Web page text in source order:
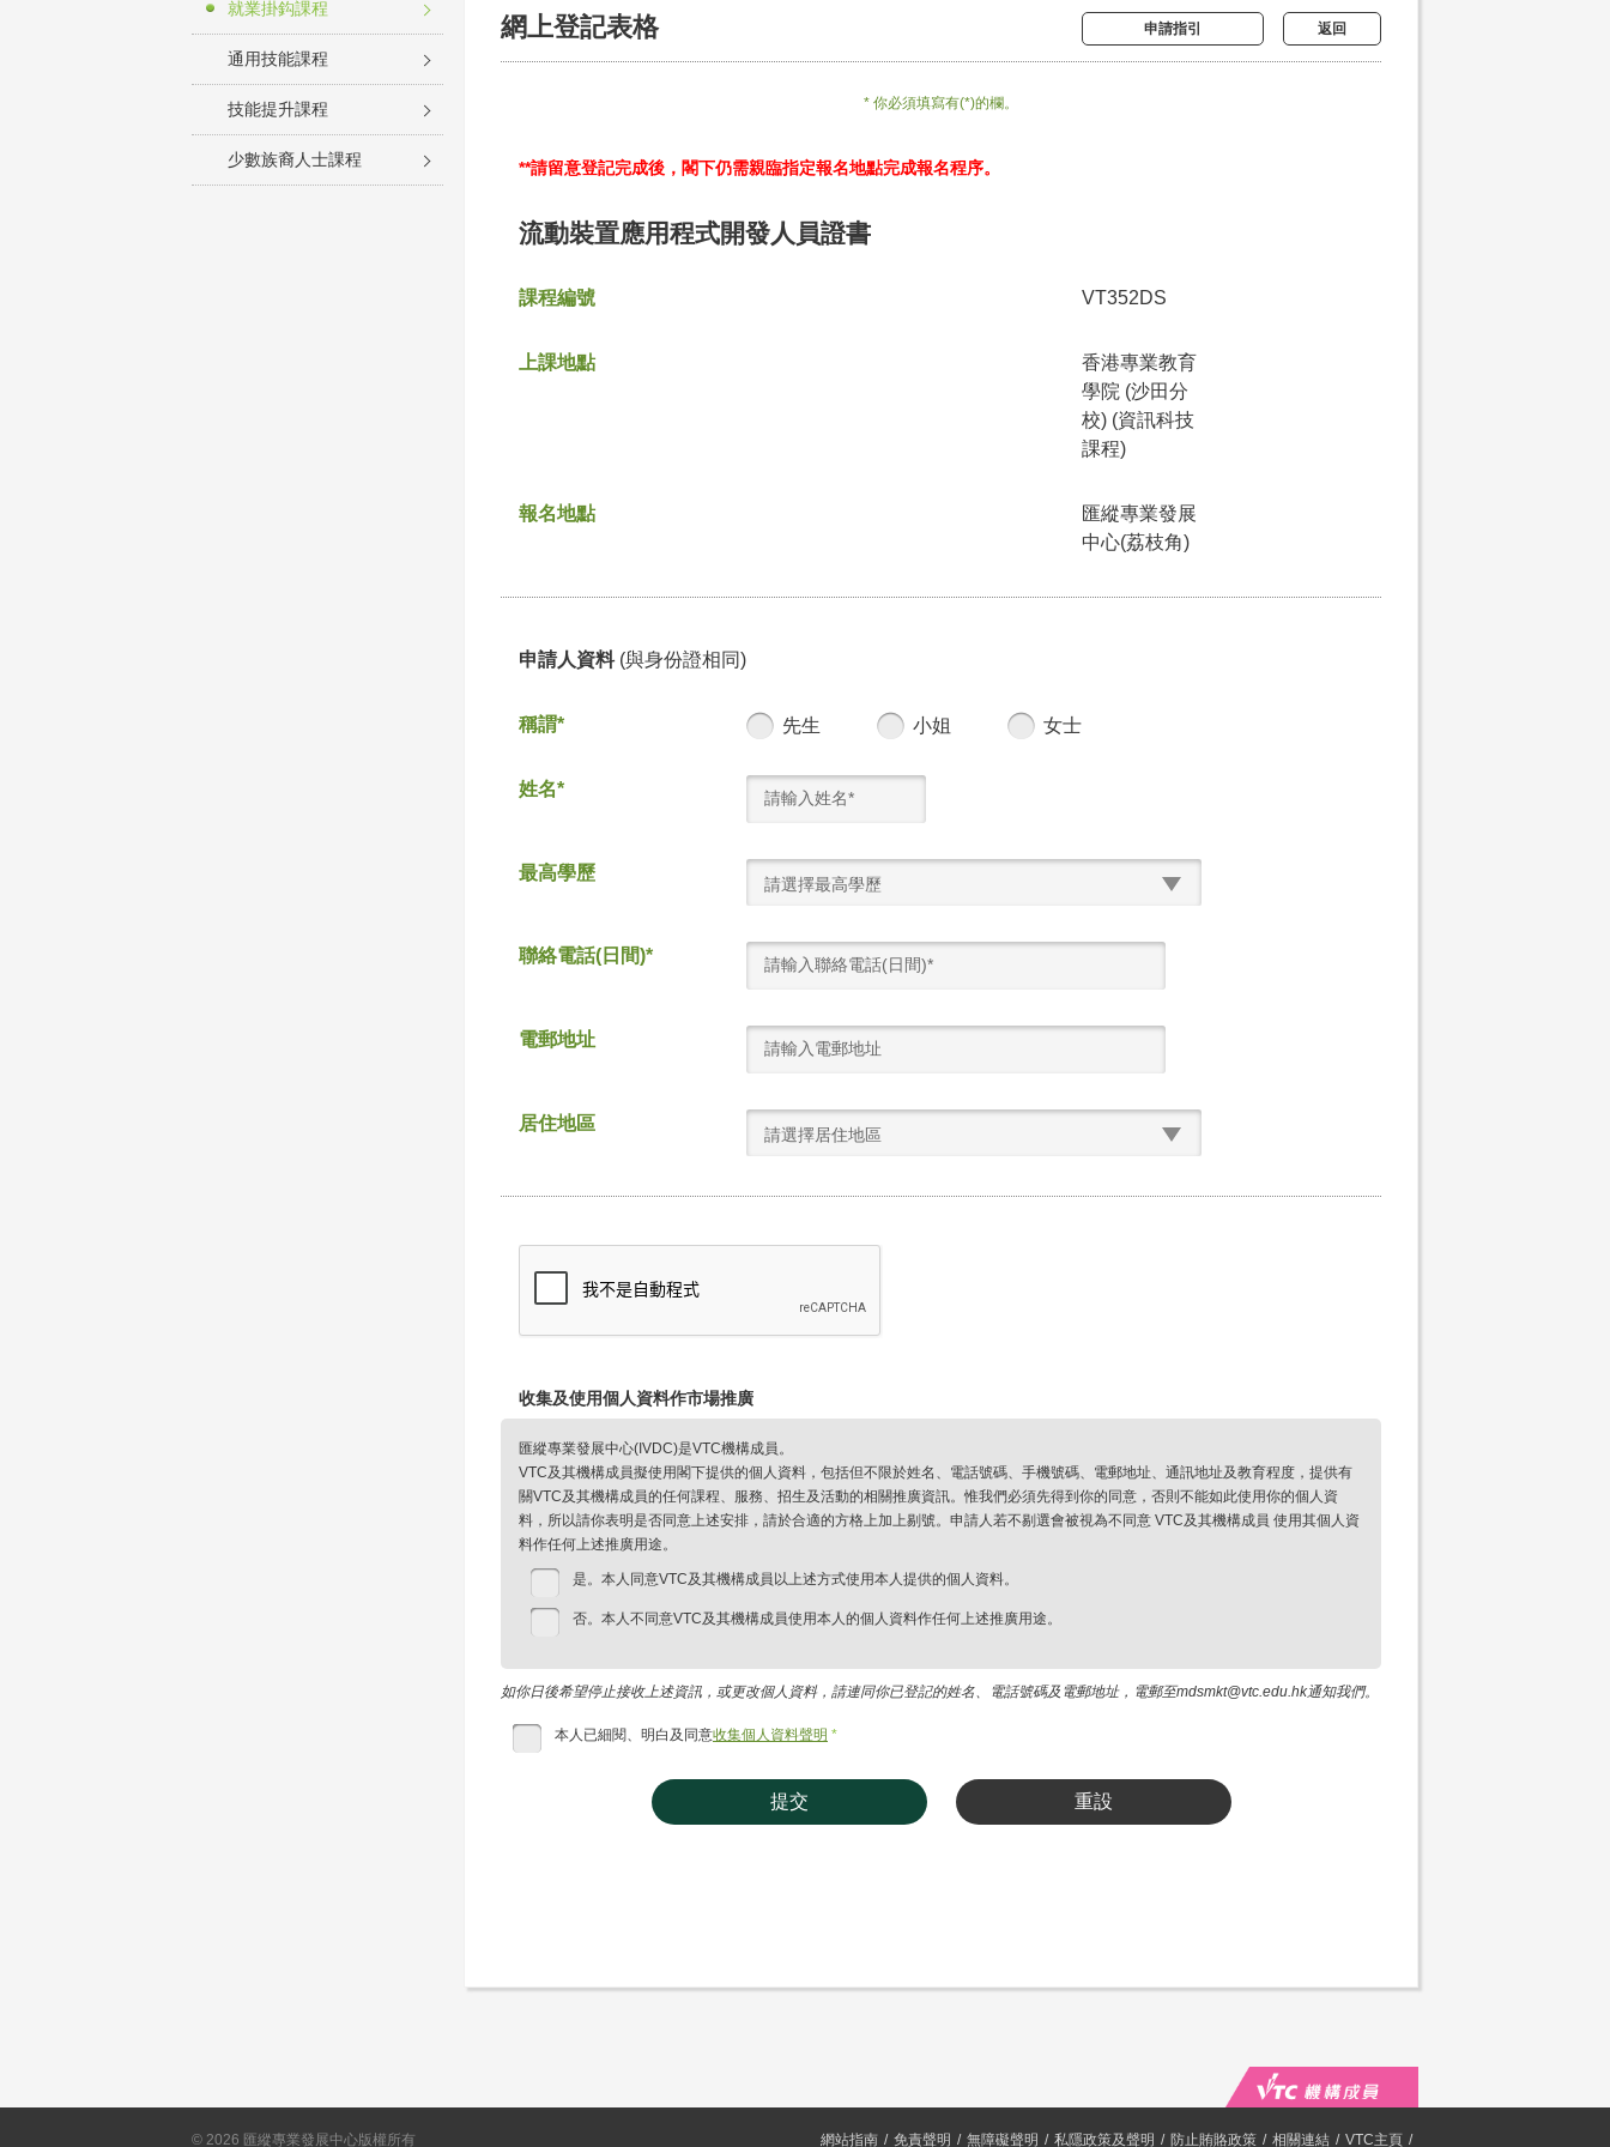
就業掛鈎課程
通用技能課程
技能提升課程
少數族裔人士課程
網上登記表格 申請指引 返回
* 你必須填寫有(*)的欄。
**請留意登記完成後，閣下仍需親臨指定報名地點完成報名程序。
流動裝置應用程式開發人員證書
課程編號 VT352DS
上課地點
香港專業教育
學院 (沙田分
校) (資訊科技
課程)
報名地點
匯縱專業發展
中心(荔枝角)
申請人資料 (與身份證相同)
稱謂* 先生 小姐 女士
姓名*
最高學歷
請選擇最高學歷
聯絡電話(日間)*
電郵地址
居住地區
請選擇居住地區
收集及使用個人資料作市場推廣
匯縱專業發展中心(IVDC)是VTC機構成員。
VTC及其機構成員擬使用閣下提供的個人資料，包括但不限於姓名、電話號碼、手機號碼、電郵地址、通訊地址及教育程度，提供有
關VTC及其機構成員的任何課程、服務、招生及活動的相關推廣資訊。惟我們必須先得到你的同意，否則不能如此使用你的個人資
料，所以請你表明是否同意上述安排，請於合適的方格上加上剔號。申請人若不剔選會被視為不同意 VTC及其機構成員 使用其個人資
料作任何上述推廣用途。
是。本人同意VTC及其機構成員以上述方式使用本人提供的個人資料。
否。本人不同意VTC及其機構成員使用本人的個人資料作任何上述推廣用途。
如你日後希望停止接收上述資訊，或更改個人資料，請連同你已登記的姓名、電話號碼及電郵地址，電郵至mdsmkt@vtc.edu.hk通知我們。
本人已細閱、明白及同意收集個人資料聲明 *
提交 重設
網站指南 免責聲明 無障礙聲明 私隱政策及聲明 防止賄賂政策 相關連結 VTC主頁
© 2026 匯縱專業發展中心版權所有